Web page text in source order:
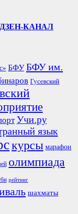
КАНАЛ
БФУ БФУ им.
Гусевский
Учи.ру
язык
курсы марафон
олимпиада
рейтинг
шахматы